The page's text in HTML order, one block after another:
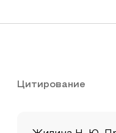
Цитирование